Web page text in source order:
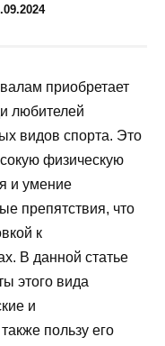
приобретает
любителей
видов спорта. Это
физическую
и умение
препятствия, что
к
В данной статье
этого вида
и
пользу его